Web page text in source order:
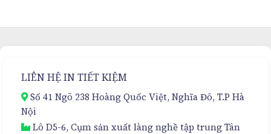
Nám
Hoàn
Trọng
Cấp
LIÊN HỆ IN TIẾT KIỆM
Số 41 Ngõ 238 Hoàng Quốc Việt, Nghĩa Đô, T.P Hà
Nội
Lô D5-6, Cụm sản xuất làng nghề tập trung Tân